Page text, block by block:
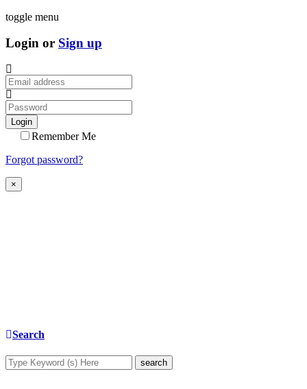
toggle menu
Login or Sign up
Login
Remember Me
Forgot password?
×
Search
search